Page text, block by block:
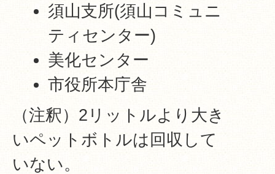
須山支所(須山コミュニ
ティセンター)
美化センター
市役所本庁舎
（注釈）2リットルより大き
いペットボトルは回収して
いない。